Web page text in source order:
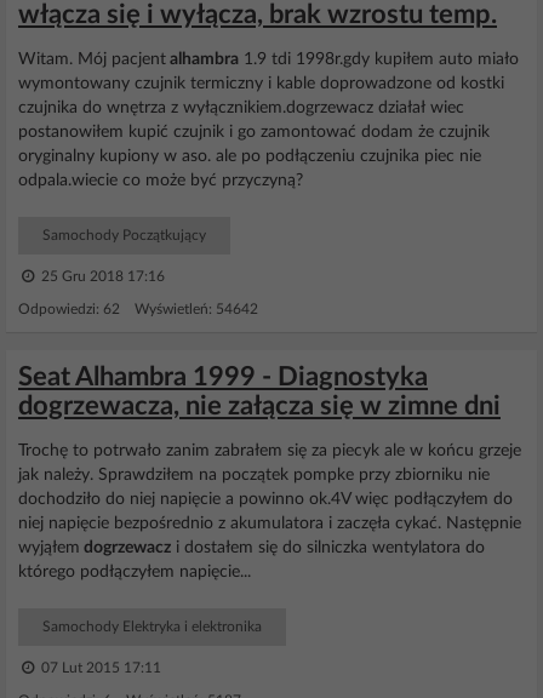
włącza się i wyłącza, brak wzrostu temp.
Witam. Mój pacjent alhambra 1.9 tdi 1998r.gdy kupiłem auto miało
wymontowany czujnik termiczny i kable doprowadzone od kostki
czujnika do wnętrza z wyłącznikiem.dogrzewacz działał wiec
postanowiłem kupić czujnik i go zamontować dodam że czujnik
oryginalny kupiony w aso. ale po podłączeniu czujnika piec nie
odpala.wiecie co może być przyczyną?
Samochody Początkujący
25 Gru 2018 17:16
Odpowiedzi: 62 Wyświetleń: 54642
Seat Alhambra 1999 - Diagnostyka
dogrzewacza, nie załącza się w zimne dni
Trochę to potrwało zanim zabrałem się za piecyk ale w końcu grzeje
jak należy. Sprawdziłem na początek pompke przy zbiorniku nie
dochodziło do niej napięcie a powinno ok.4V więc podłączyłem do
niej napięcie bezpośrednio z akumulatora i zaczęła cykać. Następnie
wyjąłem dogrzewacz i dostałem się do silniczka wentylatora do
którego podłączyłem napięcie...
Samochody Elektryka i elektronika
07 Lut 2015 17:11